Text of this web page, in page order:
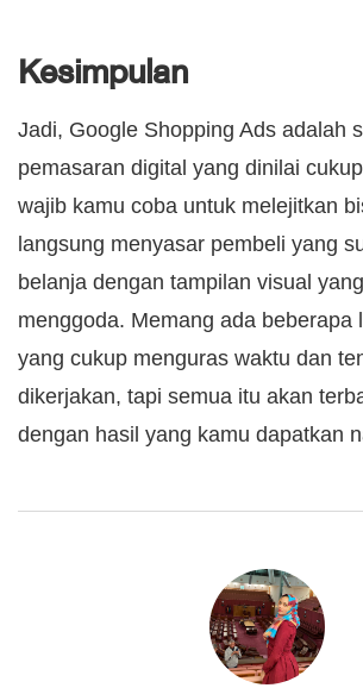
Kesimpulan
Jadi, Google Shopping Ads adalah
pemasaran digital yang dinilai
wajib kamu coba untuk melejitkan
langsung menyasar pembeli yang
belanja dengan tampilan visual
menggoda. Memang ada beberapa
yang cukup menguras waktu dan
dikerjakan, tapi semua itu akan
dengan hasil yang kamu dapatkan